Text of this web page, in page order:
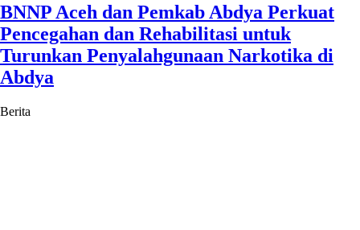
BNNP Aceh dan Pemkab Abdya Perkuat
Pencegahan dan Rehabilitasi untuk
Turunkan Penyalahgunaan Narkotika di
Abdya
Berita